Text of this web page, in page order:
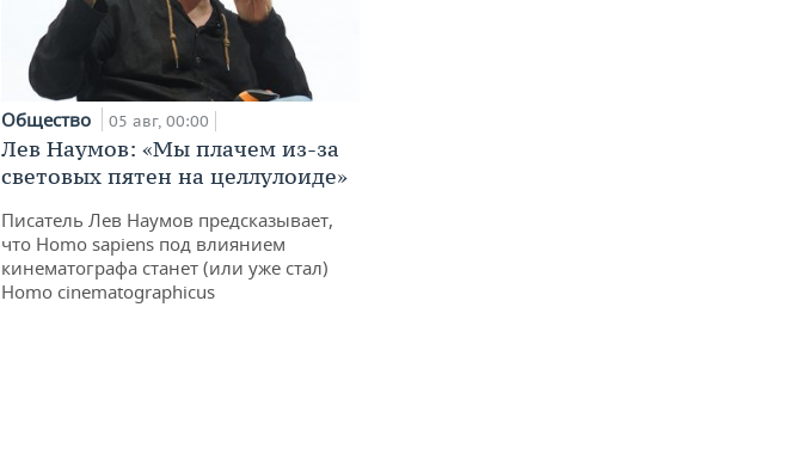
Общество 05 авг, 00:00
Лев Наумов: «Мы плачем из-за
световых пятен на целлулоиде»
Писатель Лев Наумов предсказывает,
что Homo sapiens под влиянием
кинематографа станет (или уже стал)
Homo cinematographicus